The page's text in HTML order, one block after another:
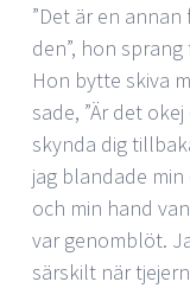
”Det är en
den”, hon
Hon bytte skiva
sade, ”Är det
skynda dig
jag blandade
och min hand
var genomblöt.
särskilt när